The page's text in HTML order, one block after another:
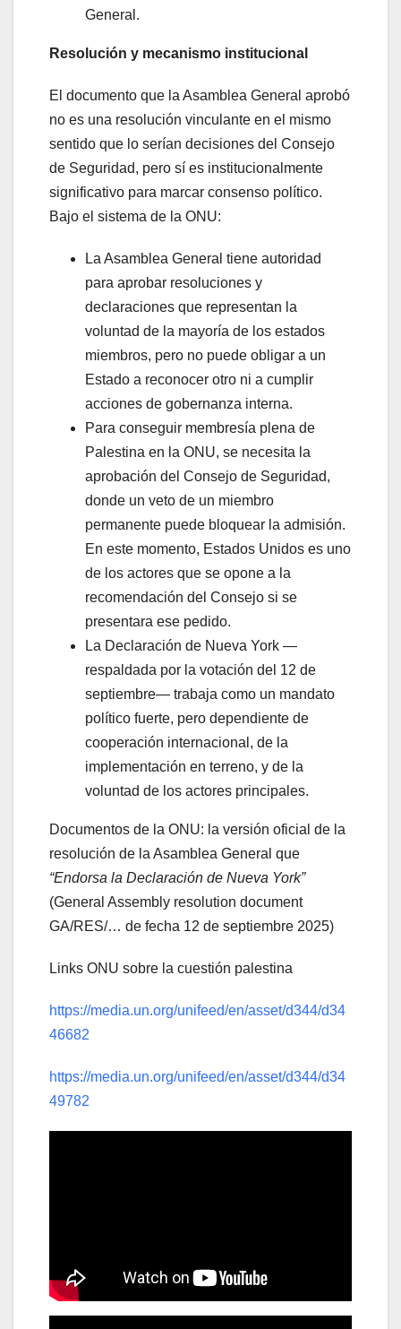
General.
Resolución y mecanismo institucional
El documento que la Asamblea General aprobó
no es una resolución vinculante en el mismo
sentido que lo serían decisiones del Consejo
de Seguridad, pero sí es institucionalmente
significativo para marcar consenso político.
Bajo el sistema de la ONU:
La Asamblea General tiene autoridad
para aprobar resoluciones y
declaraciones que representan la
voluntad de la mayoría de los estados
miembros, pero no puede obligar a un
Estado a reconocer otro ni a cumplir
acciones de gobernanza interna.
Para conseguir membresía plena de
Palestina en la ONU, se necesita la
aprobación del Consejo de Seguridad,
donde un veto de un miembro
permanente puede bloquear la admisión.
En este momento, Estados Unidos es uno
de los actores que se opone a la
recomendación del Consejo si se
presentara ese pedido.
La Declaración de Nueva York —
respaldada por la votación del 12 de
septiembre— trabaja como un mandato
político fuerte, pero dependiente de
cooperación internacional, de la
implementación en terreno, y de la
voluntad de los actores principales.
Documentos de la ONU: la versión oficial de la
resolución de la Asamblea General que
“Endorsa la Declaración de Nueva York”
(General Assembly resolution document
GA/RES/… de fecha 12 de septiembre 2025)
Links ONU sobre la cuestión palestina
https://media.un.org/unifeed/en/asset/d344/d34
46682
https://media.un.org/unifeed/en/asset/d344/d34
49782